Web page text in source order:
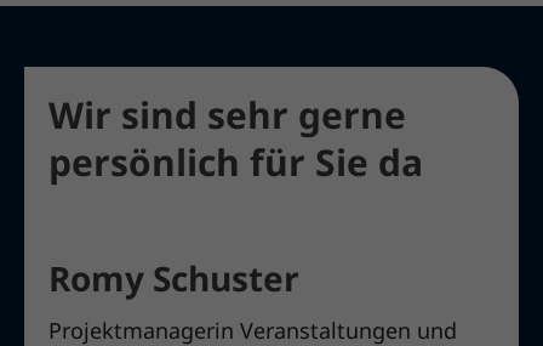
Wir sind sehr gerne
persönlich für Sie da
Romy Schuster
Projektmanagerin Veranstaltungen und